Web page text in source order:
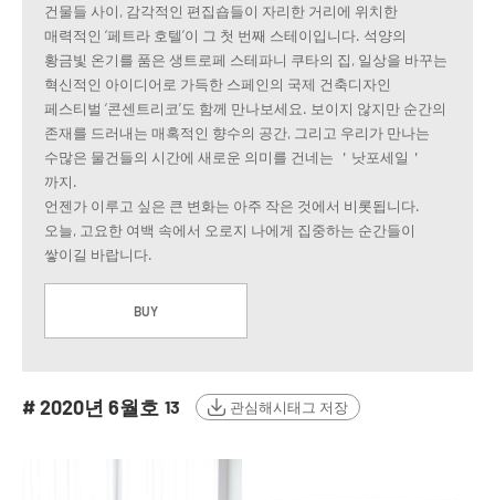
건물들 사이, 감각적인 편집숍들이 자리한 거리에 위치한
매력적인 ‘페트라 호텔’이 그 첫 번째 스테이입니다. 석양의
황금빛 온기를 품은 생트로페 스테파니 쿠타의 집, 일상을 바꾸는
혁신적인 아이디어로 가득한 스페인의 국제 건축디자인
페스티벌 ‘콘센트리코’도 함께 만나보세요. 보이지 않지만 순간의
존재를 드러내는 매혹적인 향수의 공간, 그리고 우리가 만나는
수많은 물건들의 시간에 새로운 의미를 건네는 ＇낫포세일＇
까지.
언젠가 이루고 싶은 큰 변화는 아주 작은 것에서 비롯됩니다.
오늘, 고요한 여백 속에서 오로지 나에게 집중하는 순간들이
쌓이길 바랍니다.
BUY
# 2020년 6월호 13 관심해시태그 저장